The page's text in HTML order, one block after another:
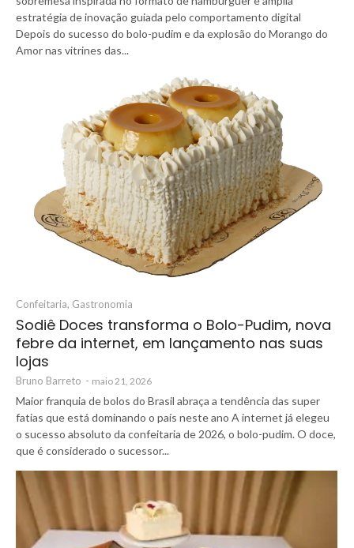
estratégia de inovação guiada pelo comportamento digital
Depois do sucesso do bolo-pudim e da explosão do Morango do
Amor nas vitrines das...
Confeitaria, Gastronomia
Sodiê Doces transforma o Bolo-Pudim, nova
febre da internet, em lançamento nas suas
lojas
Bruno Barreto - maio 21, 2026
Maior franquia de bolos do Brasil abraça a tendência das super
fatias que está dominando o país neste ano A internet já elegeu
o sucesso absoluto da confeitaria de 2026, o bolo-pudim. O doce,
que é considerado o sucessor...